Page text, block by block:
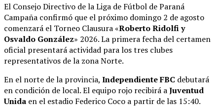
El Consejo Directivo de la Liga de Fútbol de Paraná
Campaña confirmó que el próximo domingo 2 de agosto
comenzará el Torneo Clausura «Roberto Ridolfi y
Osvaldo González» 2026. La primera fecha del certamen
oficial presentará actividad para los tres clubes
representativos de la zona Norte.
En el norte de la provincia, Independiente FBC debutará
en condición de local. El equipo rojo recibirá aJuventud
Unida en el estadio Federico Coco a partir de las 15:40.